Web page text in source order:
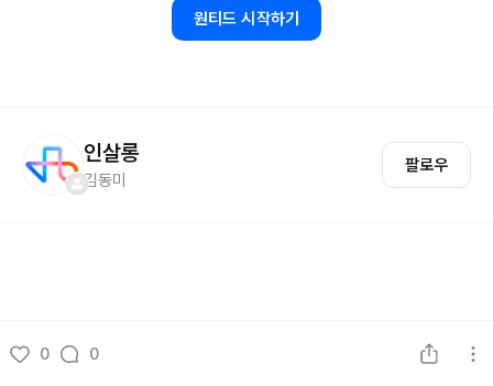
원티드 시작하기
인살롱
김동미
팔로우
0 0